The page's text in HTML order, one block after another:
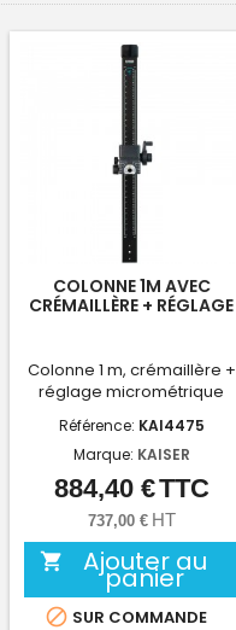
COLONNE 1M AVEC
CRÉMAILLÈRE + RÉGLAGE
Colonne 1 m, crémaillère +
réglage micrométrique
Référence: KAI4475
Marque: KAISER
Prix
884,40 €TTC
737,00 € HT
 Ajouter au
panier
 SUR COMMANDE